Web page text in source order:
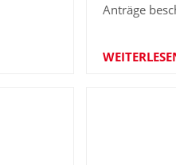
Anträge